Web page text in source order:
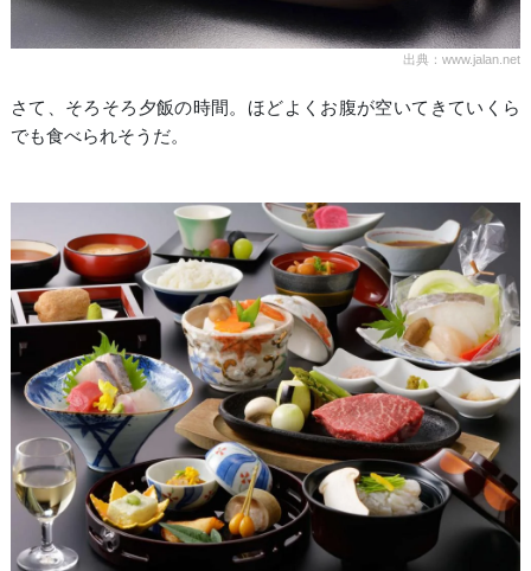
出典：www.jalan.net
さて、そろそろ夕飯の時間。ほどよくお腹が空いてきていくら
でも食べられそうだ。